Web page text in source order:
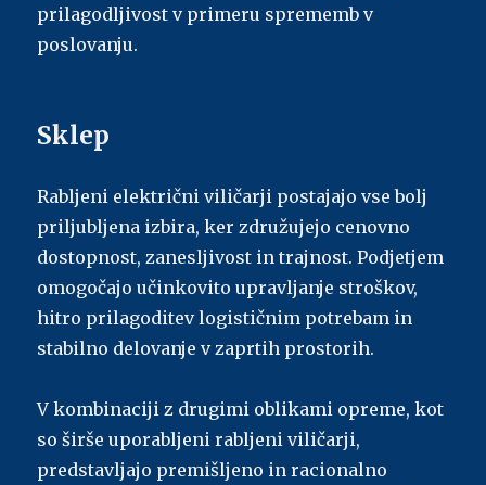
prilagodljivost v primeru sprememb v
poslovanju.
Sklep
Rabljeni električni viličarji postajajo vse bolj
priljubljena izbira, ker združujejo cenovno
dostopnost, zanesljivost in trajnost. Podjetjem
omogočajo učinkovito upravljanje stroškov,
hitro prilagoditev logističnim potrebam in
stabilno delovanje v zaprtih prostorih.
V kombinaciji z drugimi oblikami opreme, kot
so širše uporabljeni rabljeni viličarji,
predstavljajo premišljeno in racionalno